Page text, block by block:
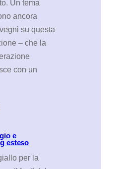
Un tema
ancora
su questa
– che la
con un
e
esteso
per la